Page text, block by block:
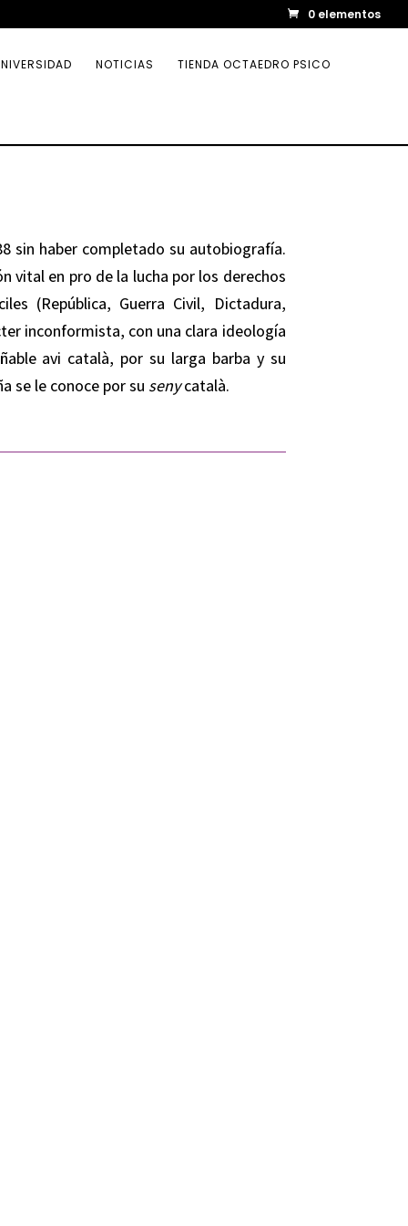
0 elementos
NOTICIAS TIENDA OCTAEDRO PSICO
sin haber completado su autobiografía.
vital en pro de la lucha por los derechos
(República, Guerra Civil, Dictadura,
inconformista, con una clara ideología
avi català, por su larga barba y su
se le conoce por su senycatalà.